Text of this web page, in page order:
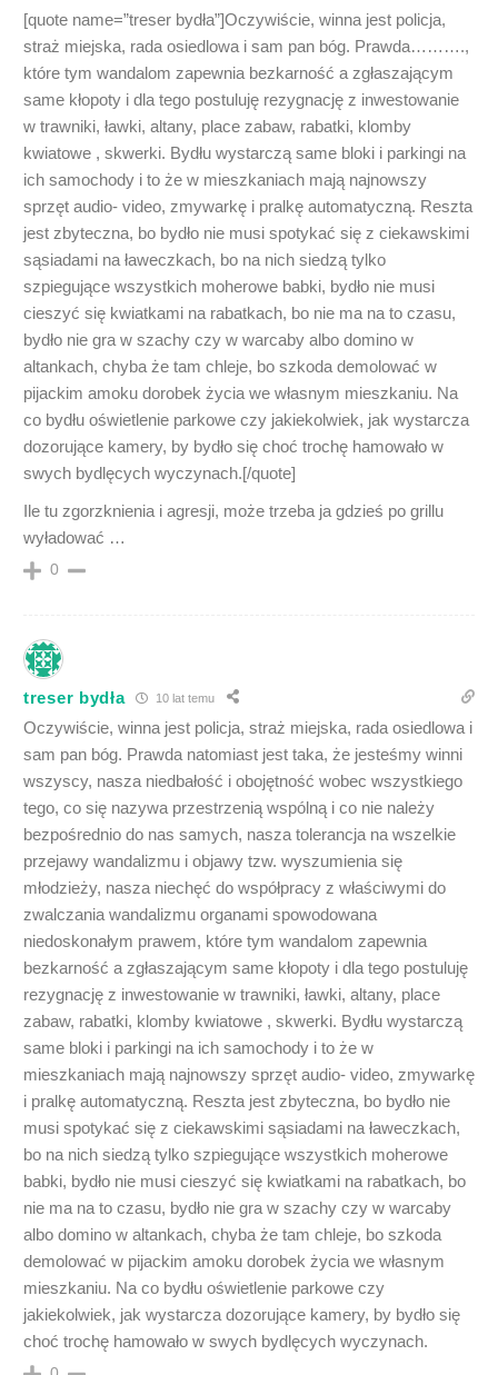
[quote name=”treser bydła”]Oczywiście, winna jest policja,
straż miejska, rada osiedlowa i sam pan bóg. Prawda……….,
które tym wandalom zapewnia bezkarność a zgłaszającym
same kłopoty i dla tego postuluję rezygnację z inwestowanie
w trawniki, ławki, altany, place zabaw, rabatki, klomby
kwiatowe , skwerki. Bydłu wystarczą same bloki i parkingi na
ich samochody i to że w mieszkaniach mają najnowszy
sprzęt audio- video, zmywarkę i pralkę automatyczną. Reszta
jest zbyteczna, bo bydło nie musi spotykać się z ciekawskimi
sąsiadami na ławeczkach, bo na nich siedzą tylko
szpiegujące wszystkich moherowe babki, bydło nie musi
cieszyć się kwiatkami na rabatkach, bo nie ma na to czasu,
bydło nie gra w szachy czy w warcaby albo domino w
altankach, chyba że tam chleje, bo szkoda demolować w
pijackim amoku dorobek życia we własnym mieszkaniu. Na
co bydłu oświetlenie parkowe czy jakiekolwiek, jak wystarcza
dozorujące kamery, by bydło się choć trochę hamowało w
swych bydlęcych wyczynach.[/quote]
Ile tu zgorzknienia i agresji, może trzeba ja gdzieś po grillu
wyładować …
0
treser bydła 10 lat temu
Oczywiście, winna jest policja, straż miejska, rada osiedlowa i
sam pan bóg. Prawda natomiast jest taka, że jesteśmy winni
wszyscy, nasza niedbałość i obojętność wobec wszystkiego
tego, co się nazywa przestrzenią wspólną i co nie należy
bezpośrednio do nas samych, nasza tolerancja na wszelkie
przejawy wandalizmu i objawy tzw. wyszumienia się
młodzieży, nasza niechęć do współpracy z właściwymi do
zwalczania wandalizmu organami spowodowana
niedoskonałym prawem, które tym wandalom zapewnia
bezkarność a zgłaszającym same kłopoty i dla tego postuluję
rezygnację z inwestowanie w trawniki, ławki, altany, place
zabaw, rabatki, klomby kwiatowe , skwerki. Bydłu wystarczą
same bloki i parkingi na ich samochody i to że w
mieszkaniach mają najnowszy sprzęt audio- video, zmywarkę
i pralkę automatyczną. Reszta jest zbyteczna, bo bydło nie
musi spotykać się z ciekawskimi sąsiadami na ławeczkach,
bo na nich siedzą tylko szpiegujące wszystkich moherowe
babki, bydło nie musi cieszyć się kwiatkami na rabatkach, bo
nie ma na to czasu, bydło nie gra w szachy czy w warcaby
albo domino w altankach, chyba że tam chleje, bo szkoda
demolować w pijackim amoku dorobek życia we własnym
mieszkaniu. Na co bydłu oświetlenie parkowe czy
jakiekolwiek, jak wystarcza dozorujące kamery, by bydło się
choć trochę hamowało w swych bydlęcych wyczynach.